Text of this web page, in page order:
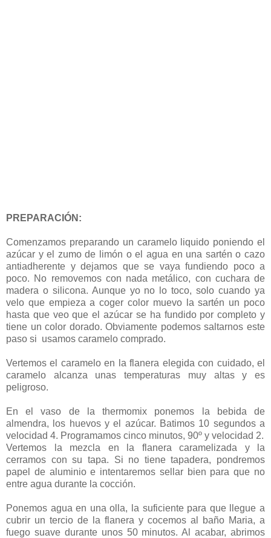
PREPARACIÓN:
Comenzamos preparando un caramelo liquido poniendo el
azúcar y el zumo de limón o el agua en una sartén o cazo
antiadherente y dejamos que se vaya fundiendo poco a
poco. No removemos con nada metálico, con cuchara de
madera o silicona. Aunque yo no lo toco, solo cuando ya
velo que empieza a coger color muevo la sartén un poco
hasta que veo que el azúcar se ha fundido por completo y
tiene un color dorado. Obviamente podemos saltarnos este
paso si usamos caramelo comprado.
Vertemos el caramelo en la flanera elegida con cuidado, el
caramelo alcanza unas temperaturas muy altas y es
peligroso.
En el vaso de la thermomix ponemos la bebida de
almendra, los huevos y el azúcar. Batimos 10 segundos a
velocidad 4. Programamos cinco minutos, 90º y velocidad 2.
Vertemos la mezcla en la flanera caramelizada y la
cerramos con su tapa. Si no tiene tapadera, pondremos
papel de aluminio e intentaremos sellar bien para que no
entre agua durante la cocción.
Ponemos agua en una olla, la suficiente para que llegue a
cubrir un tercio de la flanera y cocemos al baño Maria, a
fuego suave durante unos 50 minutos. Al acabar, abrimos